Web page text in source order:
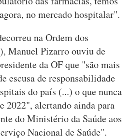
no mercado hospitalar".
na Ordem dos
Manuel Pizarro ouviu de
da OF que "são mais
escusa de responsabilidade
do país (...) o que nunca
2022", alertando ainda para
do Ministério da Saúde aos
Nacional de Saúde".